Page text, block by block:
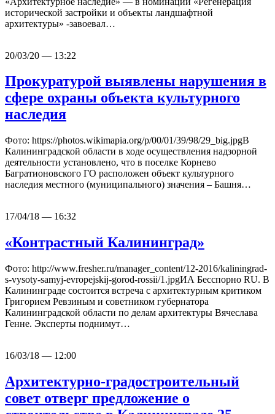
исторической застройки и объекты ландшафтной
архитектуры» -завоевал…
20/03/20 — 13:22
Прокуратурой выявлены нарушения в
сфере охраны объекта культурного
наследия
Фото: https://photos.wikimapia.org/p/00/01/39/98/29_big.jpgВ
Калининградской области в ходе осуществления надзорной
деятельности установлено, что в поселке Корнево
Багратионовского ГО расположен объект культурного
наследия местного (муниципального) значения – Башня…
17/04/18 — 16:32
«Контрастный Калининград»
Фото: http://www.fresher.ru/manager_content/12-2016/kaliningrad-
s-vysoty-samyj-evropejskij-gorod-rossii/1.jpgИА Бесспорно RU. В
Калининграде состоится встреча с архитектурным критиком
Григорием Ревзиным и советником губернатора
Калининградской области по делам архитектуры Вячеслава
Генне. Эксперты поднимут…
16/03/18 — 12:00
Архитектурно-градостроительный
совет отверг предложение о